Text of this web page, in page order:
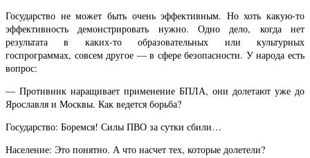
Государство не может быть очень эффективным. Но хоть какую-то
эффективность демонстрировать нужно. Одно дело, когда нет
результата в каких-то образовательных или культурных
госпрограммах, совсем другое — в сфере безопасности. У народа есть
вопрос:
— Противник наращивает применение БПЛА, они долетают уже до
Ярославля и Москвы. Как ведется борьба?
Государство: Боремся! Силы ПВО за сутки сбили…
Население: Это понятно. А что насчет тех, которые долетели?